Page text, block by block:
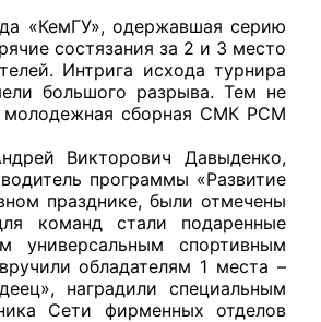
«КемГУ», одержавшая серию
состязания за 2 и 3 место
Интрига исхода турнира
большого разрыва. Тем не
молодежная сборная СМК РСМ
Викторович Давыденко,
программы «Развитие
празднике, были отмечены
команд стали подаренные
универсальным спортивным
обладателям 1 места –
наградили специальным
Сети фирменных отделов